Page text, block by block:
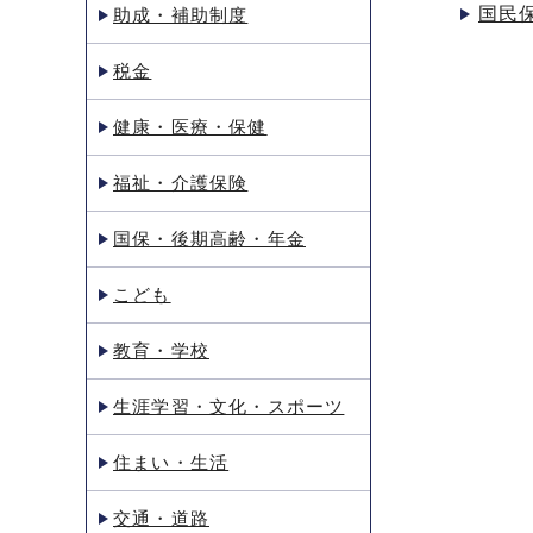
国民
助成・補助制度
税金
健康・医療・保健
福祉・介護保険
国保・後期高齢・年金
こども
教育・学校
生涯学習・文化・スポーツ
住まい・生活
交通・道路